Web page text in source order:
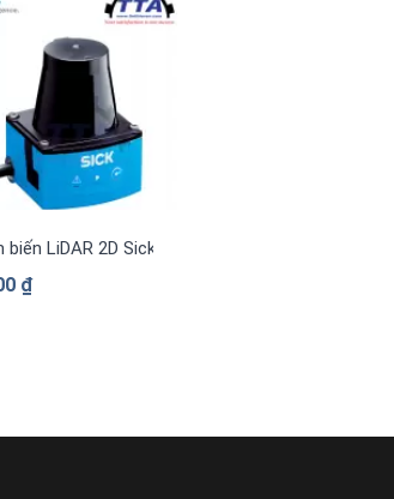
biến LiDAR 2D Sick TIM320-1031000
₫